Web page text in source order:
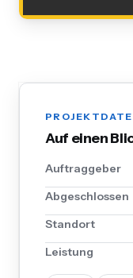
Auf einen
Auftraggeber
Abgeschlossen
Standort
Leistung